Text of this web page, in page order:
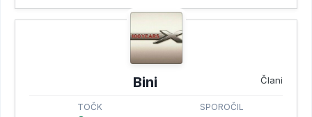
Bini Člani
TOČK SPOROČIL